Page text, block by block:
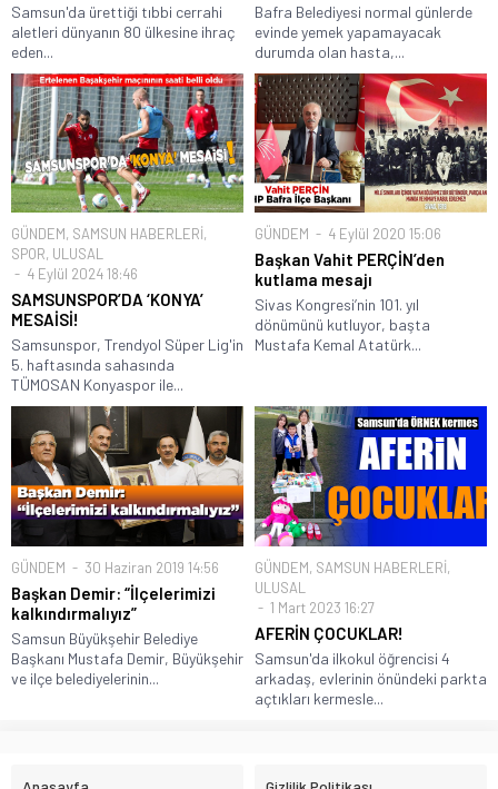
Samsun'da ürettiği tıbbi cerrahi
aletleri dünyanın 80 ülkesine ihraç
eden...
Bafra Belediyesi normal günlerde
evinde yemek yapamayacak
durumda olan hasta,...
GÜNDEM, SAMSUN HABERLERİ,
SPOR, ULUSAL
4 Eylül 2024 18:46
SAMSUNSPOR’DA ‘KONYA’
MESAİSİ!
Samsunspor, Trendyol Süper Lig'in
5. haftasında sahasında
TÜMOSAN Konyaspor ile...
GÜNDEM 4 Eylül 2020 15:06
Başkan Vahit PERÇİN’den
kutlama mesajı
Sivas Kongresi’nin 101. yıl
dönümünü kutluyor, başta
Mustafa Kemal Atatürk...
GÜNDEM 30 Haziran 2019 14:56
Başkan Demir: “İlçelerimizi
kalkındırmalıyız”
Samsun Büyükşehir Belediye
Başkanı Mustafa Demir, Büyükşehir
ve ilçe belediyelerinin...
GÜNDEM, SAMSUN HABERLERİ,
ULUSAL
1 Mart 2023 16:27
AFERİN ÇOCUKLAR!
Samsun'da ilkokul öğrencisi 4
arkadaş, evlerinin önündeki parkta
açtıkları kermesle...